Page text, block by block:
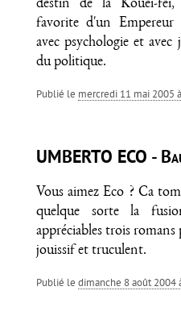
destin de la Kouei-fei,
favorite d'un Empereur
avec psychologie et
du politique.
Publié le mercredi 11 mai 2005
UMBERTO ECO -
Vous aimez Eco ? Ca
quelque sorte la
appréciables trois romans
jouissif et truculent.
Publié le dimanche 8 août 2004